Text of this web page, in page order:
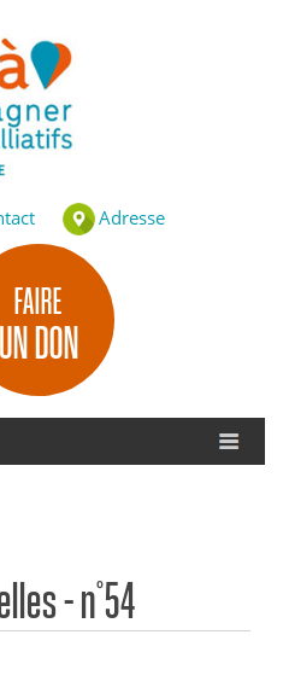
Adresse
Toulouse
de Toulouse
FAIRE
UN DON
– n°54